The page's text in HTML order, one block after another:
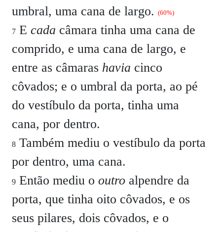
umbral, uma cana de largo. (60%)
7 E cada câmara tinha uma cana de
comprido, e uma cana de largo, e
entre as câmaras havia cinco
côvados; e o umbral da porta, ao pé
do vestíbulo da porta, tinha uma
cana, por dentro.
8 Também mediu o vestíbulo da porta
por dentro, uma cana.
9 Então mediu o outro alpendre da
porta, que tinha oito côvados, e os
seus pilares, dois côvados, e o